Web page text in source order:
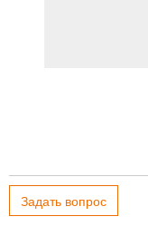
Задать вопрос